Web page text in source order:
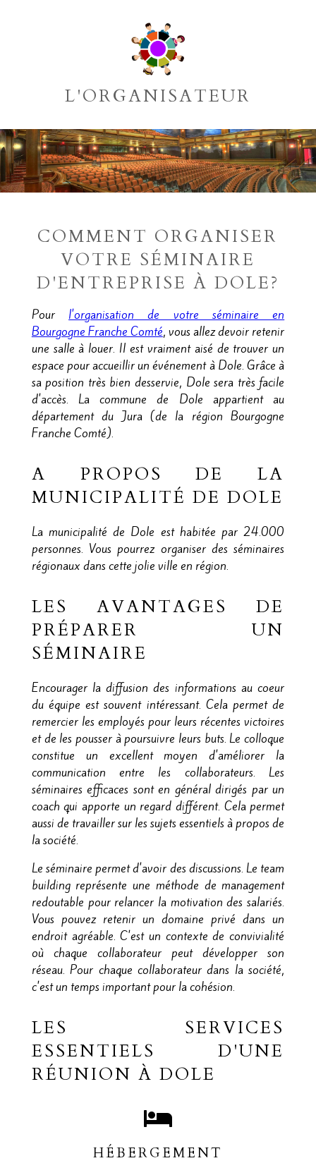
L'ORGANISATEUR
COMMENT ORGANISER
VOTRE SÉMINAIRE
D'ENTREPRISE À DOLE?
Pour l'organisation de votre séminaire en
Bourgogne Franche Comté, vous allez devoir retenir
une salle à louer. Il est vraiment aisé de trouver un
espace pour accueillir un événement à Dole. Grâce à
sa position très bien desservie, Dole sera très facile
d'accès. La commune de Dole appartient au
département du Jura (de la région Bourgogne
Franche Comté).
A PROPOS DE LA
MUNICIPALITÉ DE DOLE
La municipalité de Dole est habitée par 24.000
personnes. Vous pourrez organiser des séminaires
régionaux dans cette jolie ville en région.
LES AVANTAGES DE
PRÉPARER UN
SÉMINAIRE
Encourager la diffusion des informations au coeur
du équipe est souvent intéressant. Cela permet de
remercier les employés pour leurs récentes victoires
et de les pousser à poursuivre leurs buts. Le colloque
constitue un excellent moyen d'améliorer la
communication entre les collaborateurs. Les
séminaires efficaces sont en général dirigés par un
coach qui apporte un regard différent. Cela permet
aussi de travailler sur les sujets essentiels à propos de
la société.
Le séminaire permet d'avoir des discussions. Le team
building représente une méthode de management
redoutable pour relancer la motivation des salariés.
Vous pouvez retenir un domaine privé dans un
endroit agréable. C'est un contexte de convivialité
où chaque collaborateur peut développer son
réseau. Pour chaque collaborateur dans la société,
c'est un temps important pour la cohésion.
LES SERVICES
ESSENTIELS D'UNE
RÉUNION À DOLE
HÉBERGEMENT